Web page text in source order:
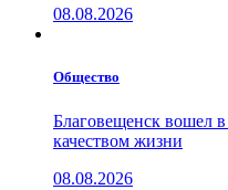
08.08.2026
Общество
Благовещенск вошел
качеством жизни
08.08.2026